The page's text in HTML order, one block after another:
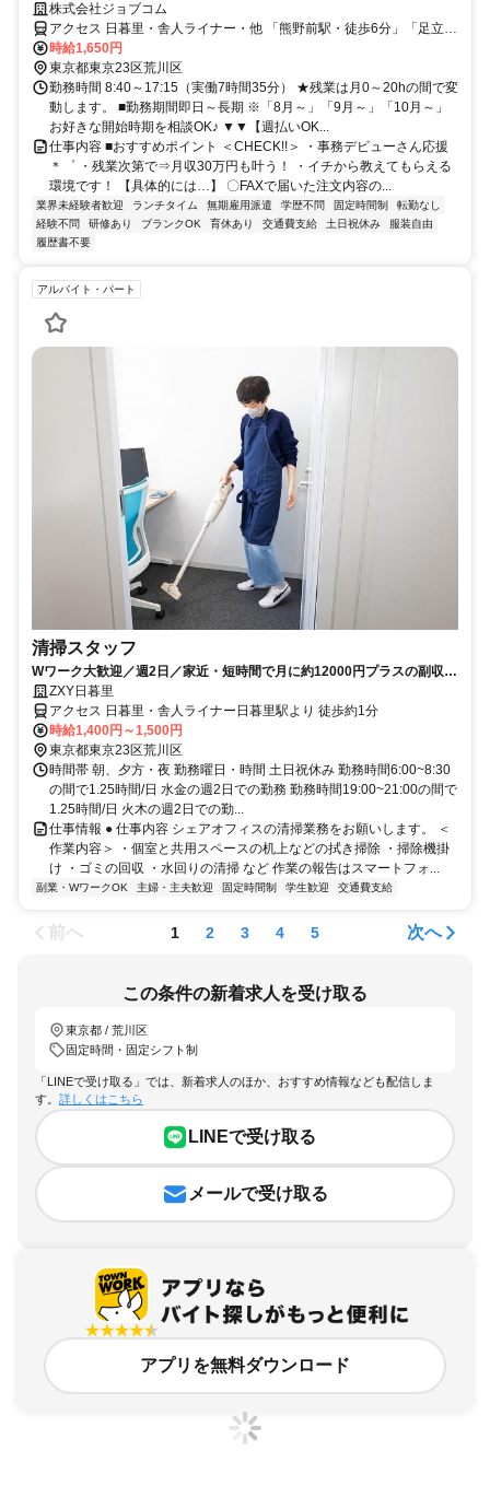
株式会社ジョブコム
アクセス 日暮里・舎人ライナー・他 「熊野前駅・徒歩6分」「足立小
台駅・徒歩8分」
時給1,650円
東京都東京23区荒川区
勤務時間 8:40～17:15（実働7時間35分） ★残業は月0～20hの間で変
動します。 ■勤務期間即日～長期 ※「8月～」「9月～」「10月～」
お好きな開始時期を相談OK♪ ▼▼【週払いOK...
仕事内容 ■おすすめポイント ＜CHECK!!＞ ・事務デビューさん応援
＊゜ ・残業次第で⇒月収30万円も叶う！ ・イチから教えてもらえる
環境です！ 【具体的には…】 〇FAXで届いた注文内容の...
業界未経験者歓迎 ランチタイム 無期雇用派遣 学歴不問 固定時間制
転勤なし
経験不問
研修あり ブランクOK 育休あり 交通費支給 土日祝休み
服装自由
履歴書不要
アルバイト・パート
清掃スタッフ
Wワーク大歓迎／週2日／家近・短時間で月に約12000円プラスの副収
入！ZXY日暮里
アクセス 日暮里・舎人ライナー日暮里駅より 徒歩約1分
時給1,400円～1,500円
東京都東京23区荒川区
時間帯 朝、夕方・夜 勤務曜日・時間 土日祝休み 勤務時間6:00~8:30
の間で1.25時間/日 水金の週2日での勤務 勤務時間19:00~21:00の間で
1.25時間/日 火木の週2日での勤...
仕事情報 ● 仕事内容 シェアオフィスの清掃業務をお願いします。 ＜
作業内容＞ ・個室と共用スペースの机上などの拭き掃除 ・掃除機掛
け ・ゴミの回収 ・水回りの清掃 など 作業の報告はスマートフォ...
副業・WワークOK 主婦・主夫歓迎 固定時間制 学生歓迎 交通費支給
前へ 1 2 3 4 5 次へ
この条件の新着求人を受け取る
東京都 / 荒川区
固定時間・固定シフト制
「LINEで受け取る」では、新着求人のほか、おすすめ情報なども配信しま
す。 詳しくはこちら
LINEで受け取る
メールで受け取る
アプリを無料ダウンロード